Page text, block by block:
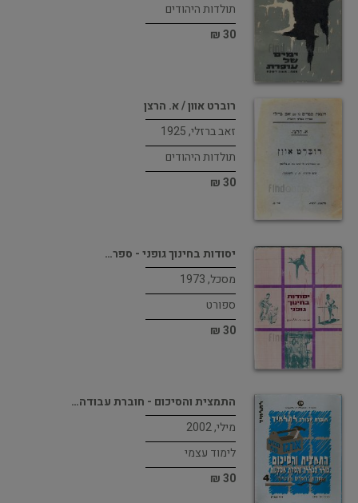
תולדות היהודים
30 ₪
רוברט אוון / א. הרצן
זאב ברזלי, 1925
תולדות היהודים
30 ₪
יסודות בחינוך גופני - ספר…
מסכל, 1973
ספורט
30 ₪
התמצית והסיכום - חוברת עבודה…
מילי, 2002
לימוד עצמי
30 ₪